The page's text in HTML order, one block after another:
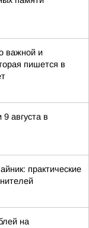
важной и
пишется в
августа в
практические
на